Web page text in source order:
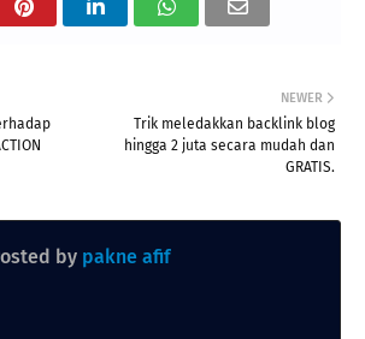
NEWER
Trik meledakkan backlink blog
hingga 2 juta secara mudah dan
GRATIS.
by pakne afif